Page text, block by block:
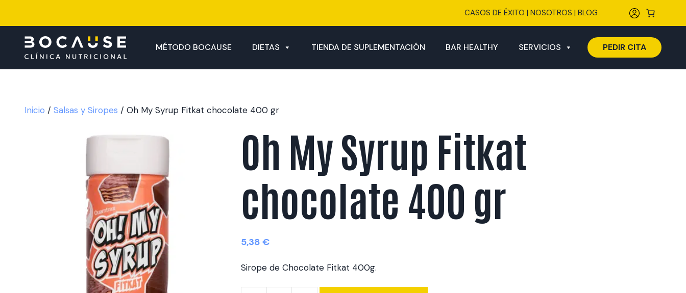
CASOS DE ÉXITO |NOSOTROS |BLOG
MÉTODO BOCAUSE DIETAS TIENDA DE SUPLEMENTACIÓN BAR HEALTHY SERVICIOS PEDIR CITA
Inicio / Salsas y Siropes / Oh My Syrup Fitkat chocolate 400 gr
Oh My Syrup Fitkat
chocolate 400 gr
5,38€
Sirope de Chocolate Fitkat 400g.